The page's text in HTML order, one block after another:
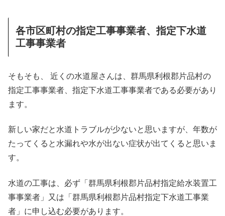
各市区町村の指定工事事業者、指定下水道
工事事業者
そもそも、 近くの水道屋さんは、群馬県利根郡片品村の
指定工事事業者、指定下水道工事事業者である必要があり
ます。
新しい家だと水道トラブルが少ないと思いますが、年数が
たってくると水漏れや水が出ない症状が出てくると思いま
す。
水道の工事は、必ず「群馬県利根郡片品村指定給水装置工
事事業者」又は「群馬県利根郡片品村指定下水道工事業
者」に申し込む必要があります。